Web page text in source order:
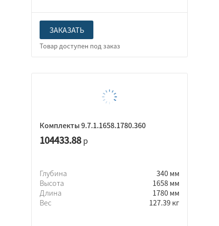
ЗАКАЗАТЬ
Комплекты 9.7.1.1658.1780.360
104433.88р
Глубина
340 мм
Высота
1658 мм
Длина
1780 мм
Вес
127.39 кг